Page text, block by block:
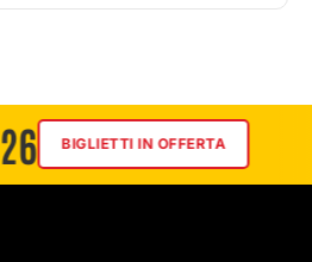
BIGLIETTI IN OFFERTA